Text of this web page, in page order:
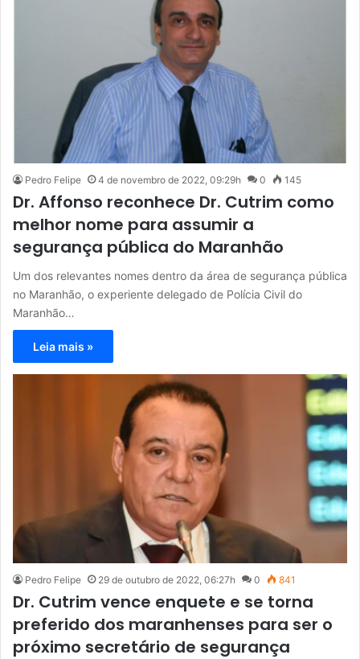
Pedro Felipe 4 de novembro de 2022, 09:29h 0 145
Dr. Affonso reconhece Dr. Cutrim como
melhor nome para assumir a
segurança pública do Maranhão
Um dos relevantes nomes dentro da área de segurança pública
no Maranhão, o experiente delegado de Polícia Civil do
Maranhão…
Leia mais »
Pedro Felipe 29 de outubro de 2022, 06:27h 0 841
Dr. Cutrim vence enquete e se torna
preferido dos maranhenses para ser o
próximo secretário de segurança